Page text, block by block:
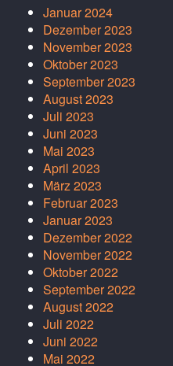
Januar 2024
Dezember 2023
November 2023
Oktober 2023
September 2023
August 2023
Juli 2023
Juni 2023
Mai 2023
April 2023
März 2023
Februar 2023
Januar 2023
Dezember 2022
November 2022
Oktober 2022
September 2022
August 2022
Juli 2022
Juni 2022
Mai 2022